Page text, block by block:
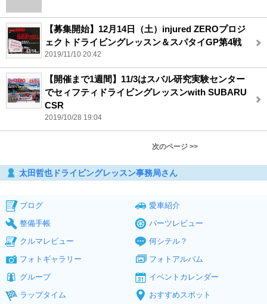
【募集開始】12月14日（土）injured ZEROプロジ
ェクトドライビングレッスン＆スパタイGP第4戦
2019/11/10 20:42
【開催まで1週間】11/3はスバル研究実験センター
でセィフティドライビングレッスンwith SUBARU
CSR
2019/10/28 19:04
次のページ >>
太田哲也ドライビングレッスン事務局さん
ブログ
愛車紹介
整備手帳
パーツレビュー
クルマレビュー
何シテル？
フォトギャラリー
フォトアルバム
グループ
イベントカレンダー
ラップタイム
おすすめスポット